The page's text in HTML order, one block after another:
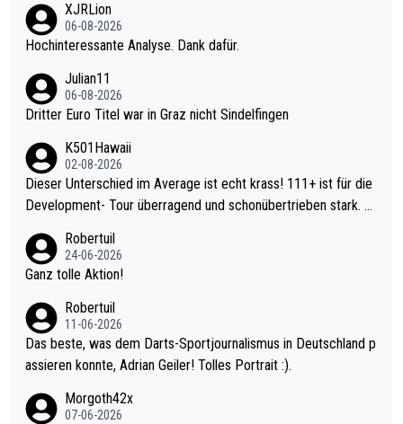
XJRLion
06-08-2026
Hochinteressante Analyse. Dank dafür.
Julian11
06-08-2026
Dritter Euro Titel war in Graz nicht Sindelfingen
K501Hawaii
02-08-2026
Dieser Unterschied im Average ist echt krass! 111+ ist für die
Development- Tour überragend und schonübertrieben stark. U
mal 40+ erst recht. Da gewinnst keinen Blumentopf - ist ja noc
h krasser wie ein Pokalspiel eines Kreisligisten vs einem Bund
Robertuil
24-06-2026
Ganz tolle Aktion!
Robertuil
11-06-2026
Das beste, was dem Darts-Sportjournalismus in Deutschland p
assieren konnte, Adrian Geiler! Tolles Portrait :).
Morgoth42x
07-06-2026